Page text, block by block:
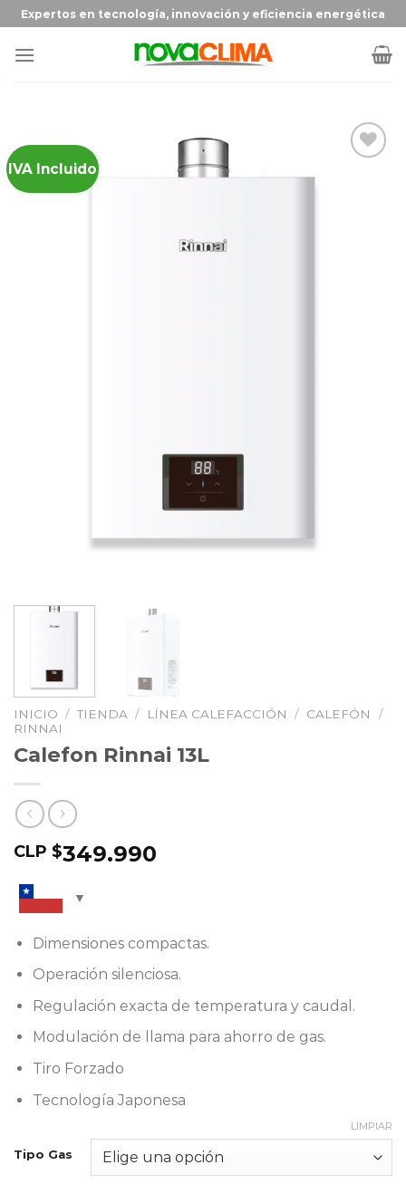
Expertos en tecnología, innovación y eficiencia energética
IVA Incluido
INICIO / TIENDA / LÍNEA CALEFACCIÓN / CALEFÓN
/
RINNAI
Calefon Rinnai 13L
CLP $349.990
Dimensiones compactas.
Operación silenciosa.
Regulación exacta de temperatura y caudal.
Modulación de llama para ahorro de gas.
Tiro Forzado
Tecnología Japonesa
Tipo Gas
LIMPIAR